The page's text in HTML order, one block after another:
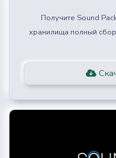
Получите Sound
хранилища полный